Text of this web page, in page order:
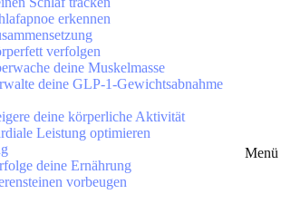
Menü
erkennen
verfolgen
deine Muskelmasse
deine GLP-1-Gewichtsabnahme
deine körperliche Aktivität
Leistung optimieren
deine Ernährung
vorbeugen